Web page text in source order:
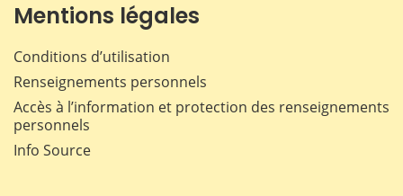
Mentions légales
Conditions d’utilisation
Renseignements personnels
Accès à l’information et protection des renseignements
personnels
Info Source